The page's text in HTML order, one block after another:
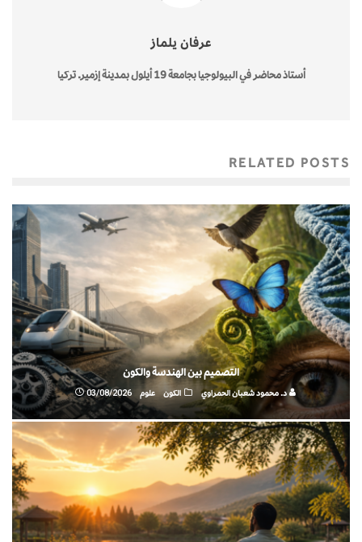
عرفان يلماز
أستاذ محاضر في البيولوجيا بجامعة 19 أيلول بمدينة إزمير. تركيا
RELATED POSTS
التصميم بين الهندسة والكون
د. محمود شعبان الحمراوي الكون علوم 03/08/2026